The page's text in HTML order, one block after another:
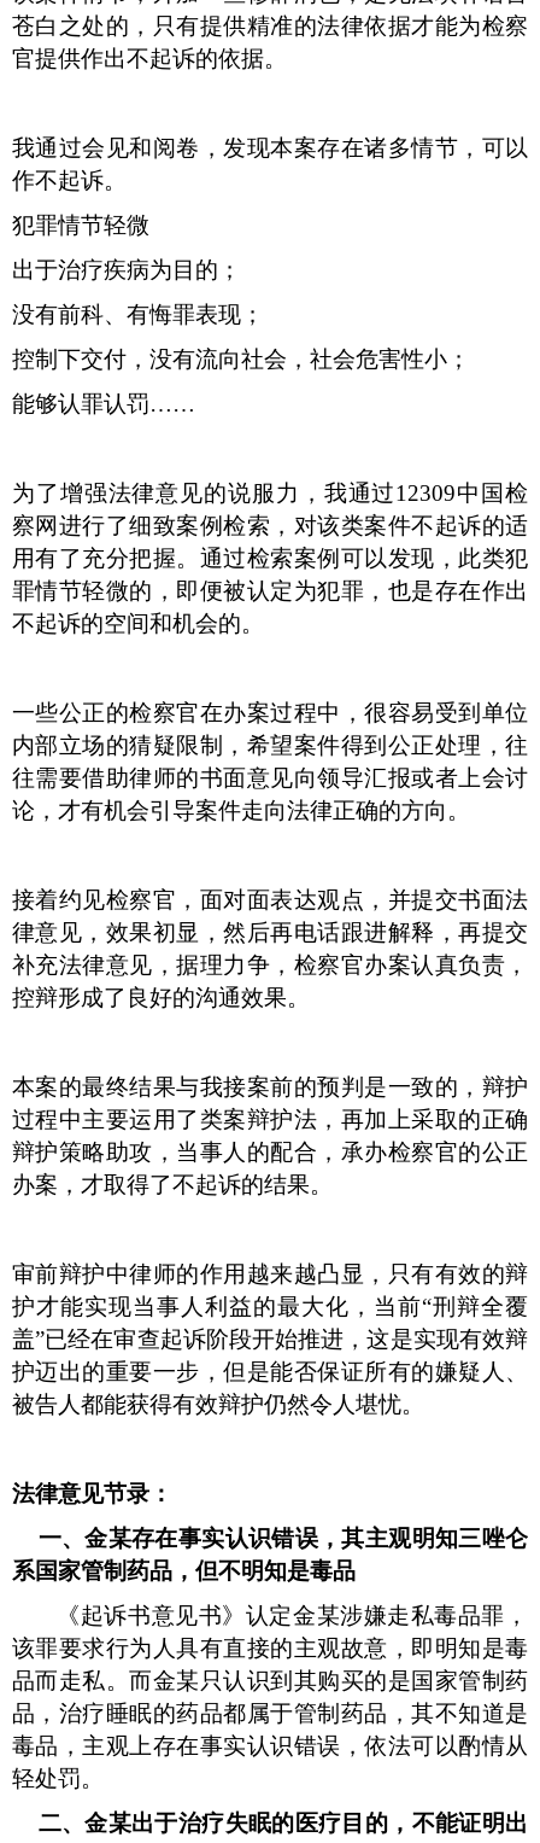
苍白之处的，只有提供精准的法律依据才能为检察
官提供作出不起诉的依据。
我通过会见和阅卷，发现本案存在诸多情节，可以
作不起诉。
犯罪情节轻微
出于治疗疾病为目的；
没有前科、有悔罪表现；
控制下交付，没有流向社会，社会危害性小；
能够认罪认罚……
为了增强法律意见的说服力，我通过12309中国检
察网进行了细致案例检索，对该类案件不起诉的适
用有了充分把握。通过检索案例可以发现，此类犯
罪情节轻微的，即便被认定为犯罪，也是存在作出
不起诉的空间和机会的。
一些公正的检察官在办案过程中，很容易受到单位
内部立场的猜疑限制，希望案件得到公正处理，往
往需要借助律师的书面意见向领导汇报或者上会讨
论，才有机会引导案件走向法律正确的方向。
接着约见检察官，面对面表达观点，并提交书面法
律意见，效果初显，然后再电话跟进解释，再提交
补充法律意见，据理力争，检察官办案认真负责，
控辩形成了良好的沟通效果。
本案的最终结果与我接案前的预判是一致的，辩护
过程中主要运用了类案辩护法，再加上采取的正确
辩护策略助攻，当事人的配合，承办检察官的公正
办案，才取得了不起诉的结果。
审前辩护中律师的作用越来越凸显，只有有效的辩
护才能实现当事人利益的最大化，当前“刑辩全覆
盖”已经在审查起诉阶段开始推进，这是实现有效辩
护迈出的重要一步，但是能否保证所有的嫌疑人、
被告人都能获得有效辩护仍然令人堪忧。
法律意见节录：
一、金某存在事实认识错误，其主观明知三唑仑
系国家管制药品，但不明知是毒品
《起诉书意见书》认定金某涉嫌走私毒品罪，
该罪要求行为人具有直接的主观故意，即明知是毒
品而走私。而金某只认识到其购买的是国家管制药
品，治疗睡眠的药品都属于管制药品，其不知道是
毒品，主观上存在事实认识错误，依法可以酌情从
轻处罚。
二、金某出于治疗失眠的医疗目的，不能证明出